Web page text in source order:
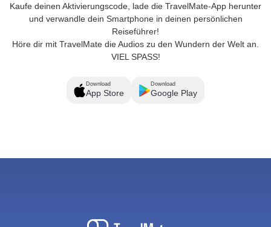
Kaufe deinen Aktivierungscode, lade die TravelMate-App herunter
und verwandle dein Smartphone in deinen persönlichen
Reiseführer!
Höre dir mit TravelMate die Audios zu den Wundern der Welt an.
VIEL SPASS!
Download
App Store
Download
Google Play